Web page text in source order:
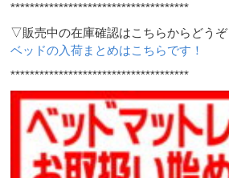
*************************************
▽販売中の在庫確認はこちらからどうぞ
ベッドの入荷まとめはこちらです！
*************************************